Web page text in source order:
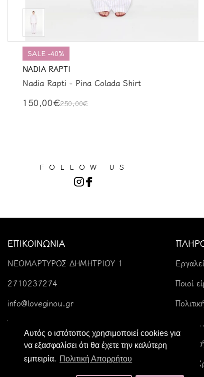
Αυτός ο ιστότοπος χρησιμοποιεί cookies για
να εξασφαλίσει ότι θα έχετε την καλύτερη
εμπειρία. Πολιτική Απορρήτου
SALE -40%
NADIA RAPTI
Nadia Rapti - Pina Colada Shirt
150,00€250,00€
FOLLOW US
ΕΠΙΚΟΙΝΩΝΙΑ
ΝΕΟΜΑΡΤΥΡΟΣ ΔΗΜΗΤΡΙΟΥ 1
2710237274
info@loveginou.gr
Ποιοί
Όροι